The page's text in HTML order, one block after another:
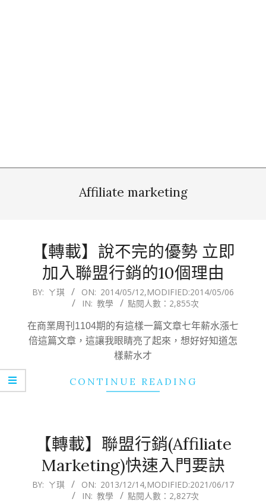
Affiliate marketing
【轉載】說不完的優勢 立即
加入聯盟行銷的10個理由
2014-
12
BY: ㄚ琪 ON: 2014/05/12,MODIFIED:2014/05/06
IN: 教學 點閱人數：2,855次
在商業周刊1104期的有這樣一篇文章七年薪水漲七
倍這篇文章，這讓我眼睛亮了起來，想好好知道怎
樣薪水才
CONTINUE READING
【轉載】聯盟行銷(Affiliate
Marketing)快速入門要訣
2013-
BY: ㄚ琪 ON: 2013/12/14,MODIFIED:2021/06/17
IN: 教學 點閱人數：2,827次